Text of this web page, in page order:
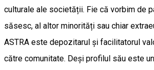
culturale ale societății. Fie că vorbim de
săsesc, al altor minorități sau chiar
ASTRA este depozitarul și facilitatorul
către comunitate. Deși profilul său este